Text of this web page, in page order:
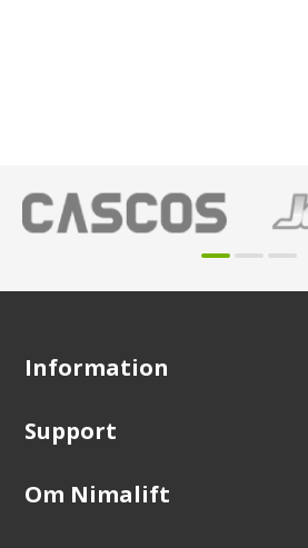
Information
Support
Om Nimalift